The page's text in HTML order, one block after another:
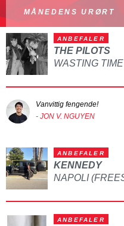
MÅNEDENS URØRT
ANBEFALER
THE PILOTS
WASTING TIME
Vanvittig fengende!
- JON V. NGUYEN
ANBEFALER
KENNEDY
ANBEFALER